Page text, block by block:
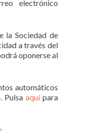
electrónico
la Sociedad de
a través del
oponerse al
automáticos
Pulsaaquípara